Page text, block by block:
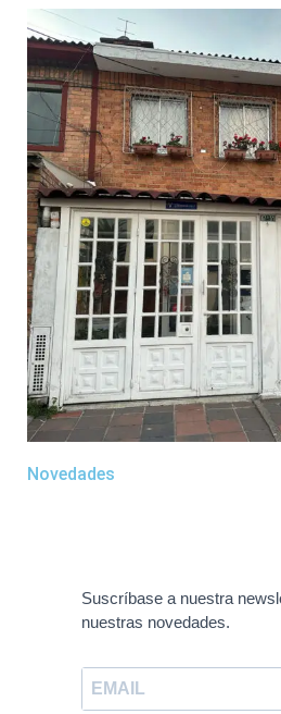
Novedades
Suscríbase a nuestra
nuestras novedades.